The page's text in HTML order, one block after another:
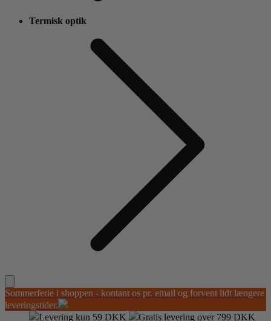
Termisk optik
Sommerferie i shoppen - kontant os pr. email og forvent lidt længere
leveringstider.
Levering kun 59 DKK
Gratis levering over 799 DKK